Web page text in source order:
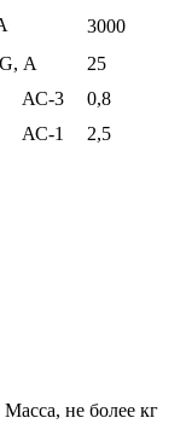
3000
А
25
АС-3
0,8
АС-1
2,5
Масса, не более кг